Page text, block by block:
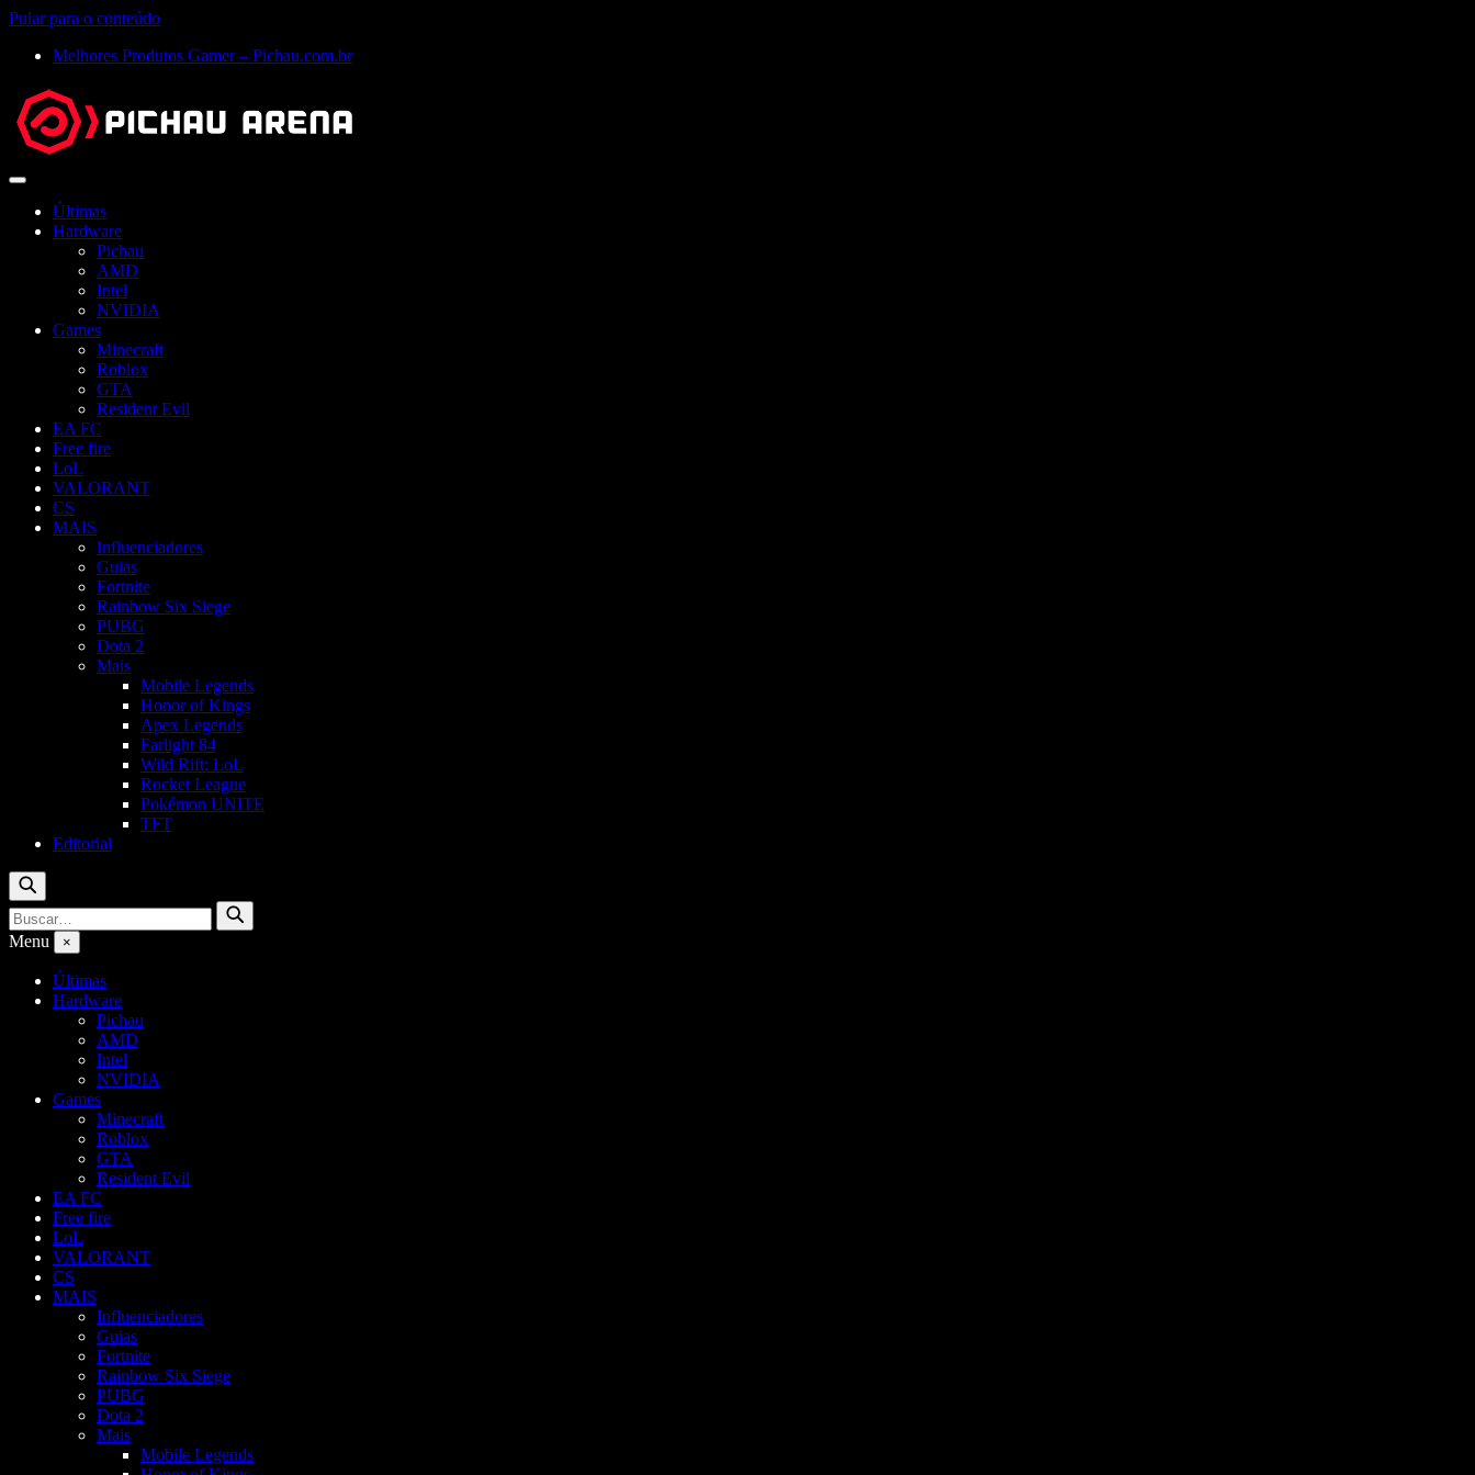
Pular para o conteúdo
Melhores Produtos Gamer – Pichau.com.br
Abrir
Últimas
Hardware
Pichau
AMD
Intel
NVIDIA
Games
Minecraft
Roblox
GTA
Resident Evil
EA FC
Free fire
LoL
VALORANT
CS
MAIS
Influenciadores
Guias
Fortnite
Rainbow Six Siege
PUBG
Dota 2
Mais
Mobile Legends
Honor of Kings
Apex Legends
Farlight 84
Wild Rift: LoL
Rocket League
Pokémon UNITE
TFT
Editorial
Buscar
Buscar
por:
Buscar
Menu ×
Últimas
Hardware
Pichau
AMD
Intel
NVIDIA
Games
Minecraft
Roblox
GTA
Resident Evil
EA FC
Free fire
LoL
VALORANT
CS
MAIS
Influenciadores
Guias
Fortnite
Rainbow Six Siege
PUBG
Dota 2
Mais
Mobile Legends